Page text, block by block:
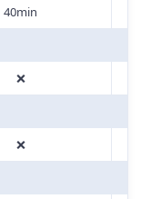
40min
❌
❌